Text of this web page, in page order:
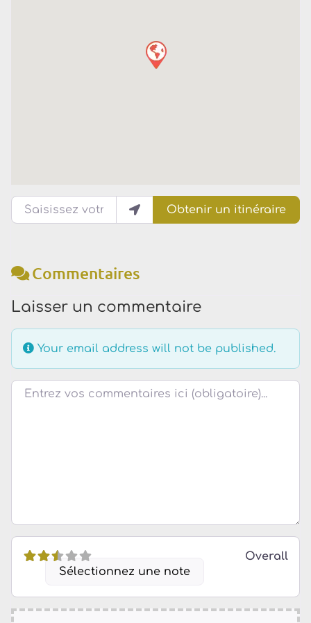
Saisissez votre lieu actuel
Obtenir un itinéraire
Commentaires
Laisser un commentaire
Your email address will not be published.
Review text
Sélectionnez une note
Overall